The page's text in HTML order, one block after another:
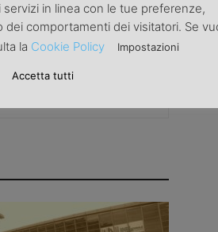
in linea con le tue preferenze,
dei comportamenti dei visitatori. Se
la Cookie Policy Impostazioni
Accetta tutti